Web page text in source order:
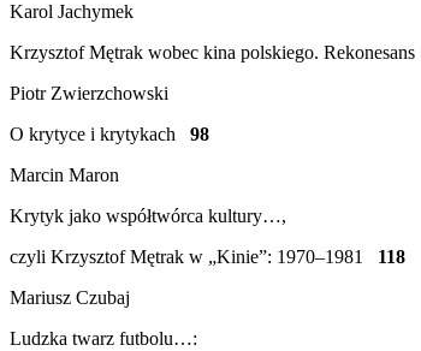
Karol Jachymek
Krzysztof Mętrak wobec kina polskiego. Rekonesans
Piotr Zwierzchowski
O krytyce i krytykach 98
Marcin Maron
Krytyk jako współtwórca kultury…,
czyli Krzysztof Mętrak w „Kinie”: 1970–1981 118
Mariusz Czubaj
Ludzka twarz futbolu…: